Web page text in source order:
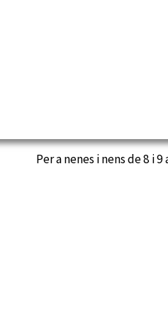
Per a nenes i nens de 8 i 9